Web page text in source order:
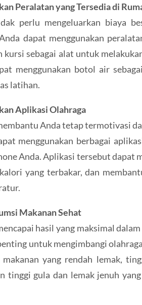
Peralatan yang Tersedia di
perlu mengeluarkan biaya
dapat menggunakan
kursi sebagai alat untuk
menggunakan botol air
latihan.
Aplikasi Olahraga
Anda tetap termotivasi
menggunakan berbagai
Anda. Aplikasi tersebut dapat
yang terbakar, dan
Makanan Sehat
hasil yang maksimal
untuk mengimbangi
yang rendah lemak,
tinggi gula dan lemak jenuh